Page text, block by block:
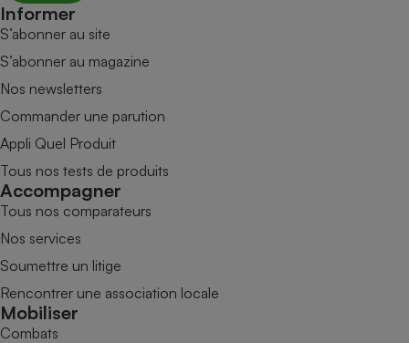
Informer
S’abonner au site
S’abonner au magazine
Nos newsletters
Commander une parution
Appli Quel Produit
Tous nos tests de produits
Accompagner
Tous nos comparateurs
Nos services
Soumettre un litige
Rencontrer une association locale
Mobiliser
Combats